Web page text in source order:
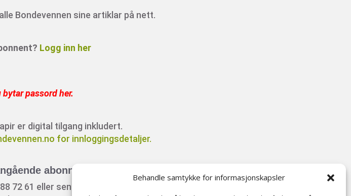
Behandle samtykke for informasjonskapsler
Bondevennen sine artiklar på nett.
Logg inn her
passord her.
er digital tilgang inkludert.
for innloggingsdetaljer.
abonnement?
72 61 eller send ein e-post til